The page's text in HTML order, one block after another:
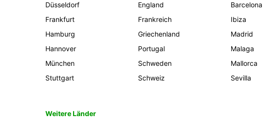
Düsseldorf
Frankfurt
Hamburg
Hannover
München
Stuttgart
England
Frankreich
Griechenland
Portugal
Schweden
Schweiz
Barcelona
Ibiza
Madrid
Malaga
Mallorca
Sevilla
Weitere Länder